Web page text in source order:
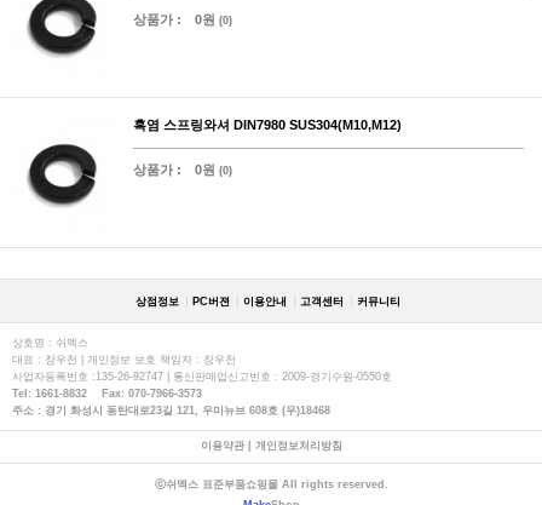
상품가 : 0원 (0)
흑염 스프링와셔 DIN7980 SUS304(M10,M12)
상품가 : 0원 (0)
상점정보 PC버젼 이용안내 고객센터 커뮤니티
상호명 : 쉬멕스
대표 : 장우천 | 개인정보 보호 책임자 : 장우천
사업자등록번호 :135-26-92747 | 통신판매업신고번호 : 2009-경기수원-0550호
Tel: 1661-8832 Fax: 070-7966-3573
주소 : 경기 화성시 동탄대로23길 121, 우미뉴브 608호 (우)18468
이용약관| 개인정보처리방침
ⓒ쉬멕스 표준부품쇼핑몰 All rights reserved.